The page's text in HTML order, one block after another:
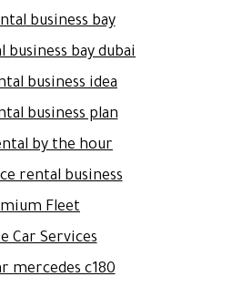
business bay
bay dubai
business idea
business plan
by the hour
rental business
Fleet
Car Services
mercedes c180